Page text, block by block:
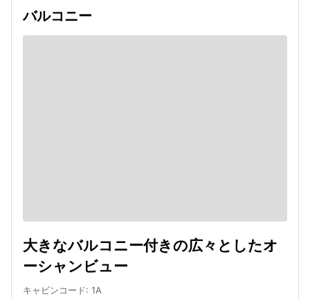
バルコニー
大きなバルコニー付きの広々としたオ
ーシャンビュー
キャビンコード: 1A